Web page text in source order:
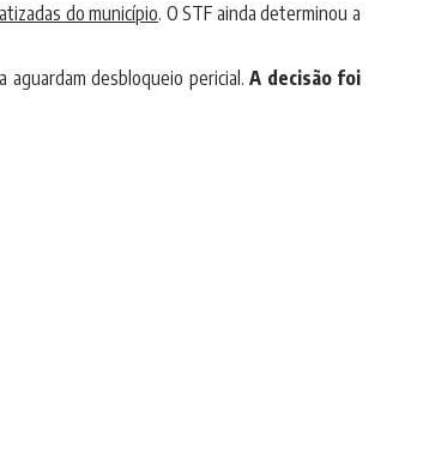
do município. O STF ainda determinou a
aguardam desbloqueio pericial.A decisão foi